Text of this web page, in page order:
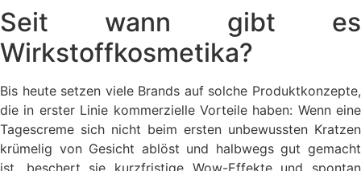
Seit wann gibt es
Wirkstoffkosmetika?
Bis heute setzen viele Brands auf solche Produktkonzepte,
die in erster Linie kommerzielle Vorteile haben: Wenn eine
Tagescreme sich nicht beim ersten unbewussten Kratzen
krümelig von Gesicht ablöst und halbwegs gut gemacht
ist, beschert sie kurzfristige Wow-Effekte und spontan